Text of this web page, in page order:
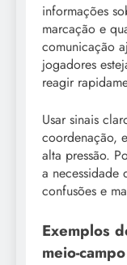
informações
marcação e
comunicação
jogadores
reagir
Usar sinais
coordenação,
alta pressão.
a necessidade
confusões e
Exemplos
meio-